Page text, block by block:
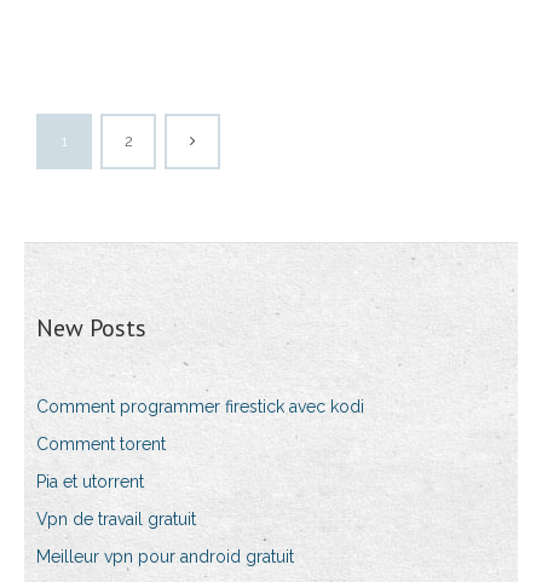
1 2
New Posts
Comment programmer firestick avec kodi
Comment torent
Pia et utorrent
Vpn de travail gratuit
Meilleur vpn pour android gratuit